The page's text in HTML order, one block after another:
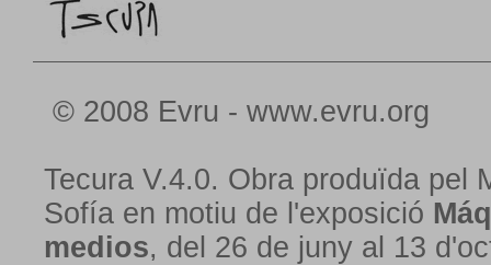
© 2008 Evru - www.evru.org
Tecura V.4.0. Obra produïda pel
Sofía en motiu de l'exposició
medios, del 26 de juny al 13